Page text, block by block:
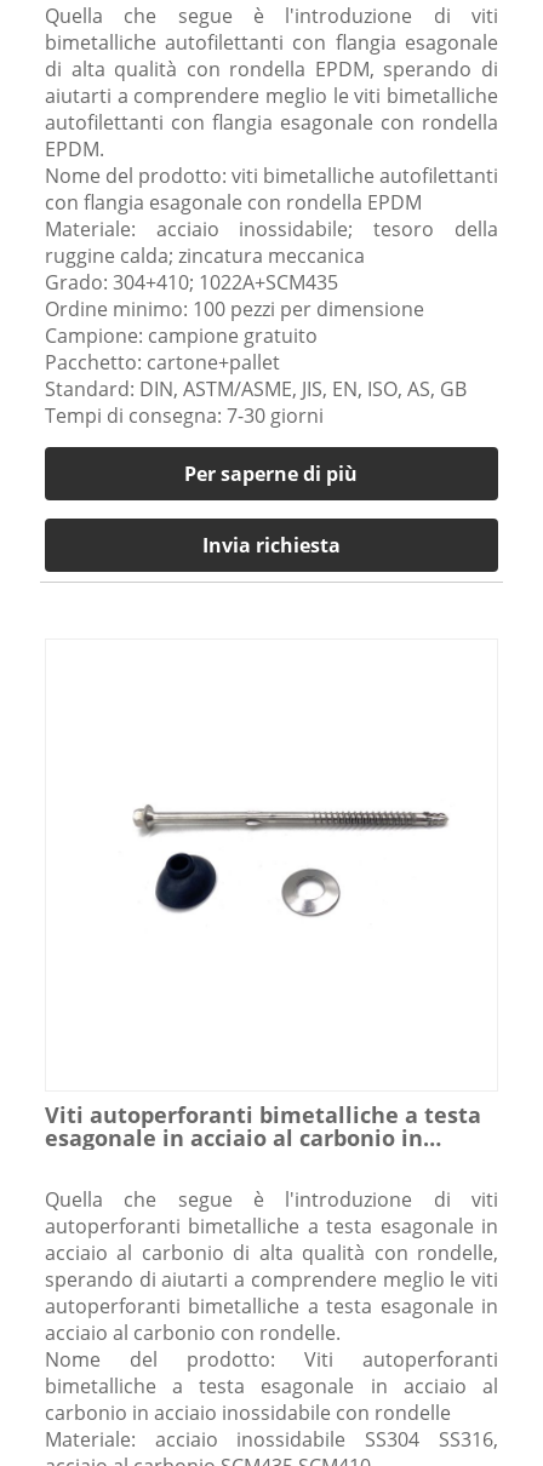
Quella che segue è l'introduzione di viti
bimetalliche autofilettanti con flangia esagonale
di alta qualità con rondella EPDM, sperando di
aiutarti a comprendere meglio le viti bimetalliche
autofilettanti con flangia esagonale con rondella
EPDM.
Nome del prodotto: viti bimetalliche autofilettanti
con flangia esagonale con rondella EPDM
Materiale: acciaio inossidabile; tesoro della
ruggine calda; zincatura meccanica
Grado: 304+410; 1022A+SCM435
Ordine minimo: 100 pezzi per dimensione
Campione: campione gratuito
Pacchetto: cartone+pallet
Standard: DIN, ASTM/ASME, JIS, EN, ISO, AS, GB
Tempi di consegna: 7-30 giorni
Per saperne di più
Invia richiesta
Viti autoperforanti bimetalliche a testa
esagonale in acciaio al carbonio in
Quella che segue è l'introduzione di viti
autoperforanti bimetalliche a testa esagonale in
acciaio al carbonio di alta qualità con rondelle,
sperando di aiutarti a comprendere meglio le viti
autoperforanti bimetalliche a testa esagonale in
acciaio al carbonio con rondelle.
Nome del prodotto: Viti autoperforanti
bimetalliche a testa esagonale in acciaio al
carbonio in acciaio inossidabile con rondelle
Materiale: acciaio inossidabile SS304 SS316,